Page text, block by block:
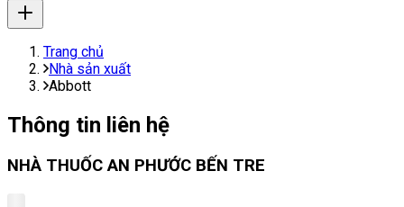
Trang chủ
Nhà sản xuất
Abbott
Thông tin liên hệ
NHÀ THUỐC AN PHƯỚC BẾN TRE